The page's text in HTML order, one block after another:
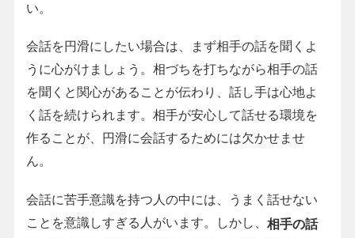
い。
会話を円滑にしたい場合は、まず相手の話を聞くよ
うに心がけましょう。相づちを打ちながら相手の話
を聞くと関心があることが伝わり、話し手は心地よ
く話を続けられます。相手が安心して話せる環境を
作ることが、円滑に会話するためには欠かせませ
ん。
会話に苦手意識を持つ人の中には、うまく話せない
ことを意識しすぎる人がいます。しかし、 相手の話